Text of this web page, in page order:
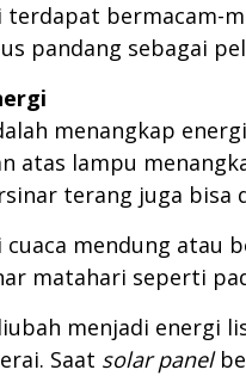
bermacam-
pandang sebagai
menangkap
atas lampu
terang juga bisa
mendung atau
matahari seperti
menjadi energi
Saat solar panel